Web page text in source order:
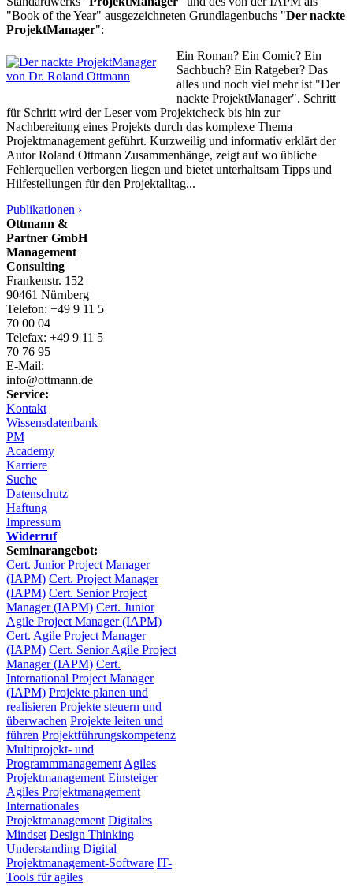
"Book of the Year" ausgezeichneten Grundlagenbuchs "Der nackte
ProjektManager":
Ein Roman? Ein Comic? Ein
Sachbuch? Ein Ratgeber? Das
alles und noch viel mehr ist "Der
nackte ProjektManager". Schritt
für Schritt wird der Leser vom Projektcheck bis hin zur
Nachbereitung eines Projekts durch das komplexe Thema
Projektmanagement geführt. Kurzweilig und informativ erklärt der
Autor Roland Ottmann Zusammenhänge, zeigt auf wo übliche
Fehlerquellen verborgen liegen und bietet unterhaltsam Tipps und
Hilfestellungen für den Projektalltag...
Publikationen ›
Ottmann &
Partner GmbH
Management
Consulting
Frankenstr. 152
90461 Nürnberg
Telefon: +49 9 11 5
70 00 04
Telefax: +49 9 11 5
70 76 95
E-Mail:
info@ottmann.de
Service:
Kontakt
Wissensdatenbank
PM
Academy
Karriere
Suche
Datenschutz
Haftung
Impressum
Widerruf
Seminarangebot:
Cert. Junior Project Manager
(IAPM) Cert. Project Manager
(IAPM) Cert. Senior Project
Manager (IAPM) Cert. Junior
Agile Project Manager (IAPM)
Cert. Agile Project Manager
(IAPM) Cert. Senior Agile Project
Manager (IAPM) Cert.
International Project Manager
(IAPM) Projekte planen und
realisieren Projekte steuern und
überwachen Projekte leiten und
führen Projektführungskompetenz
Multiprojekt- und
Programmmanagement Agiles
Projektmanagement Einsteiger
Agiles Projektmanagement
Internationales
Projektmanagement Digitales
Mindset Design Thinking
Understanding Digital
Projektmanagement-Software IT-
Tools für agiles